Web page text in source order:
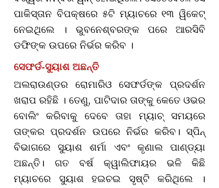
ପାକିସ୍ତାନ ବିପକ୍ଷରେ ୫ଟି ମ୍ୟାଚରେ ୧୩ ୱିକେଟ୍
ନେଇଥିଲେ । ଭୁବନେଶ୍ବରଙ୍କ ପରେ ଆରସିବି
ଡଫିଙ୍କ ଉପରେ ନିର୍ଭର କରିବ ।
ସେଫର୍ଡ-ସୁୟାଶ ଅଛନ୍ତି
ଅଲରାଉଣ୍ଡର ରୋମାରିଓ ସେଫର୍ଡଙ୍କ ପ୍ରଦର୍ଶନ
ଖରାପ ରହିଛି । ତେଣୁ, ପାଟିଦାର ତାଙ୍କୁ କେତେ ଓଭର
ବୋଲିଂ କରିବାକୁ ଦେବେ ତାହା ମ୍ୟାଚ୍ ସମୟରେ
ତାଙ୍କର ପ୍ରଦର୍ଶନ ଉପରେ ନିର୍ଭର କରିବ। ସ୍ପିନ୍
ବିଭାଗରେ ସୁୟାଶ ଶର୍ମା ଏବଂ କୃଣାଲ ପାଣ୍ଡ୍ୟା
ଅଛନ୍ତି। ଗତ ବର୍ଷ କ୍ୱାଲିଫାୟର ଭଳି କିଛି
ମ୍ୟାଚରେ ସୁୟାଶ ହଇଚଇ ସୃଷ୍ଟି କରିଥିଲେ ।